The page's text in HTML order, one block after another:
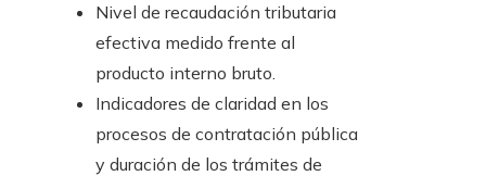
Nivel de recaudación tributaria
efectiva medido frente al
producto interno bruto.
Indicadores de claridad en los
procesos de contratación pública
y duración de los trámites de